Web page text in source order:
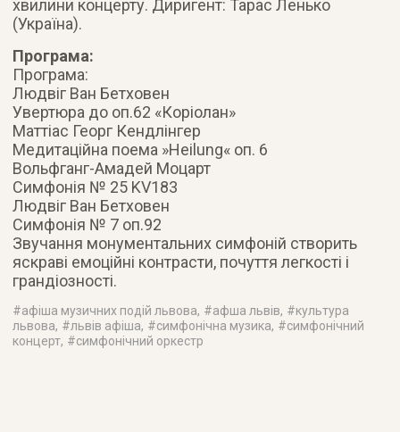
хвилини концерту. Диригент: Тарас Ленько
(Україна).
Програма:
Програма:
Людвіг Ван Бетховен
Увертюра до оп.62 «Коріолан»
Маттіас Георг Кендлінгер
Медитаційна поема »Heilung« оп. 6
Вольфганг-Амадей Моцарт
Симфонія № 25 KV183
Людвіг Ван Бетховен
Симфонія № 7 оп.92
Звучання монументальних симфоній створить
яскраві емоційні контрасти, почуття легкості і
грандіозності.
#афіша музичних подій львова, #афша львів, #культура
львова, #львів афіша, #симфонічна музика, #симфонічний
концерт, #симфонічний оркестр